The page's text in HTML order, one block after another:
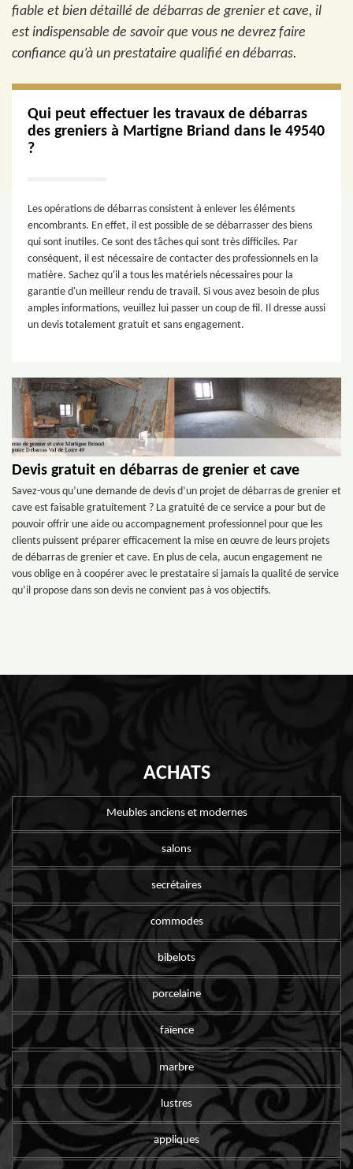
fiable et bien détaillé de débarras de grenier et cave, il
est indispensable de savoir que vous ne devrez faire
confiance qu’à un prestataire qualifié en débarras.
Qui peut effectuer les travaux de débarras
des greniers à Martigne Briand dans le 49540
?
Les opérations de débarras consistent à enlever les éléments
encombrants. En effet, il est possible de se débarrasser des biens
qui sont inutiles. Ce sont des tâches qui sont très difficiles. Par
conséquent, il est nécessaire de contacter des professionnels en la
matière. Sachez qu'il a tous les matériels nécessaires pour la
garantie d'un meilleur rendu de travail. Si vous avez besoin de plus
amples informations, veuillez lui passer un coup de fil. Il dresse aussi
un devis totalement gratuit et sans engagement.
Devis gratuit en débarras de grenier et cave
Savez-vous qu’une demande de devis d’un projet de débarras de grenier et
cave est faisable gratuitement ? La gratuité de ce service a pour but de
pouvoir offrir une aide ou accompagnement professionnel pour que les
clients puissent préparer efficacement la mise en œuvre de leurs projets
de débarras de grenier et cave. En plus de cela, aucun engagement ne
vous oblige en à coopérer avec le prestataire si jamais la qualité de service
qu’il propose dans son devis ne convient pas à vos objectifs.
ACHATS
Meubles anciens et modernes
salons
secrétaires
commodes
bibelots
porcelaine
faïence
marbre
lustres
appliques